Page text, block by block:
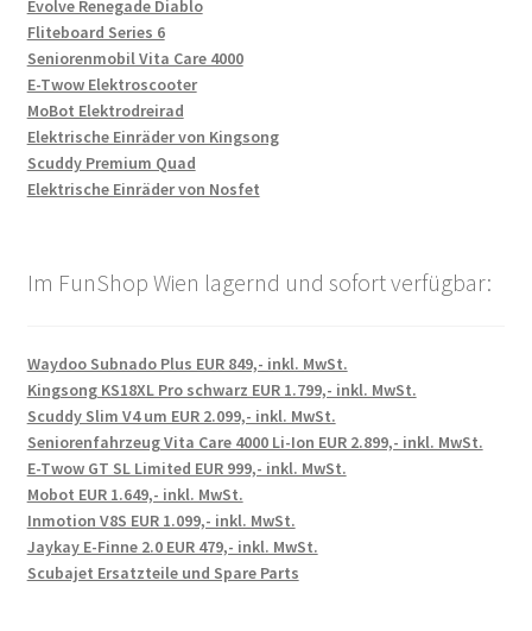
Evolve Renegade Diablo
Fliteboard Series 6
Seniorenmobil Vita Care 4000
E-Twow Elektroscooter
MoBot Elektrodreirad
Elektrische Einräder von Kingsong
Scuddy Premium Quad
Elektrische Einräder von Nosfet
Im FunShop Wien lagernd und sofort verfügbar:
Waydoo Subnado Plus EUR 849,- inkl. MwSt.
Kingsong KS18XL Pro schwarz EUR 1.799,- inkl. MwSt.
Scuddy Slim V4 um EUR 2.099,- inkl. MwSt.
Seniorenfahrzeug Vita Care 4000 Li-Ion EUR 2.899,- inkl. MwSt.
E-Twow GT SL Limited EUR 999,- inkl. MwSt.
Mobot EUR 1.649,- inkl. MwSt.
Inmotion V8S EUR 1.099,- inkl. MwSt.
Jaykay E-Finne 2.0 EUR 479,- inkl. MwSt.
Scubajet Ersatzteile und Spare Parts